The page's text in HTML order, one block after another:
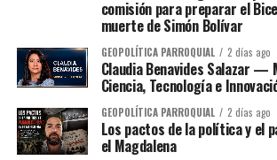
comisión para preparar el
muerte de Simón Bolívar
GEOPOLÍTICA PARROQUIAL 2 días ago
Claudia Benavides Salazar —
Ciencia, Tecnología e
GEOPOLÍTICA PARROQUIAL 2 días ago
Los pactos de la política y el
el Magdalena